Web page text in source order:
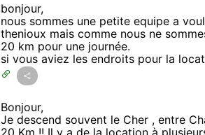
bonjour,
nous sommes une petite equipe a
thenioux mais comme nous ne
20 km pour une journée.
si vous aviez les endroits pour la
Bonjour,
Je descend souvent le Cher , entre
20 Km !! Il y a de la location à